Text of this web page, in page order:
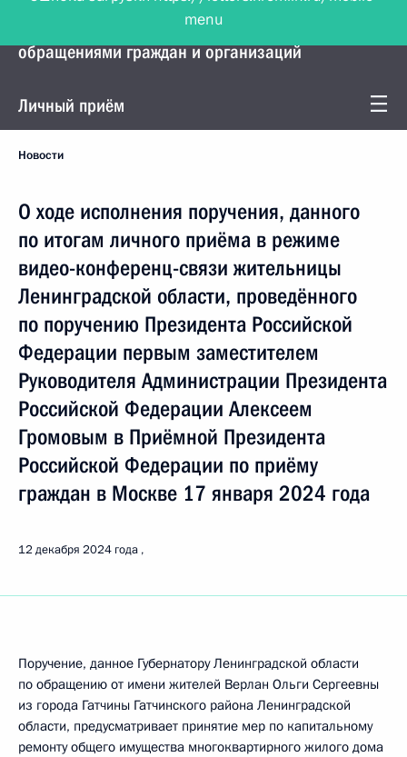
Управление Президента по работе с
обращениями граждан и организаций
Личный приём
Новости
О ходе исполнения поручения, данного
по итогам личного приёма в режиме
видео-конференц-связи жительницы
Ленинградской области, проведённого
по поручению Президента Российской
Федерации первым заместителем
Руководителя Администрации Президента
Российской Федерации Алексеем
Громовым в Приёмной Президента
Российской Федерации по приёму
граждан в Москве 17 января 2024 года
12 декабря 2024 года
Поручение, данное Губернатору Ленинградской области
по обращению от имени жителей Верлан Ольги Сергеевны
из города Гатчины Гатчинского района Ленинградской
области, предусматривает принятие мер по капитальному
ремонту общего имущества многоквартирного жилого дома
menu